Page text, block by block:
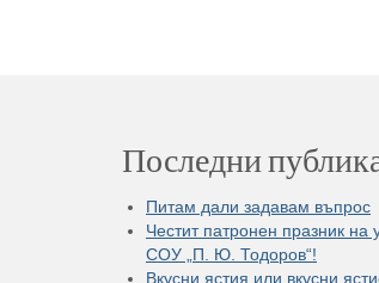
Последни
Питам дали задавам въпрос
Честит патронен празник на
СОУ „П. Ю. Тодоров“!
Вкусни ястия или вкусни